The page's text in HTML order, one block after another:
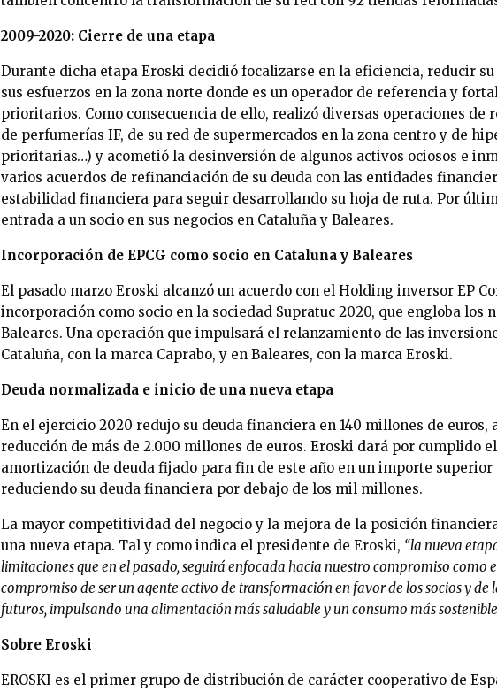
2009-2020: Cierre de una etapa
Durante dicha etapa Eroski decidió focalizarse en la eficiencia, reducir
sus esfuerzos en la zona norte donde es un operador de referencia y
prioritarios. Como consecuencia de ello, realizó diversas operaciones de
de perfumerías IF, de su red de supermercados en la zona centro y de
prioritarias…) y acometió la desinversión de algunos activos ociosos e
varios acuerdos de refinanciación de su deuda con las entidades
estabilidad financiera para seguir desarrollando su hoja de ruta. Por
entrada a un socio en sus negocios en Cataluña y Baleares.
Incorporación de EPCG como socio en Cataluña y Baleares
El pasado marzo Eroski alcanzó un acuerdo con el Holding inversor EP
incorporación como socio en la sociedad Supratuc 2020, que engloba los
Baleares. Una operación que impulsará el relanzamiento de las
Cataluña, con la marca Caprabo, y en Baleares, con la marca Eroski.
Deuda normalizada e inicio de una nueva etapa
En el ejercicio 2020 redujo su deuda financiera en 140 millones de euros,
reducción de más de 2.000 millones de euros. Eroski dará por cumplido
amortización de deuda fijado para fin de este año en un importe
reduciendo su deuda financiera por debajo de los mil millones.
La mayor competitividad del negocio y la mejora de la posición
una nueva etapa. Tal y como indica el presidente de Eroski, “la nueva
limitaciones que en el pasado, seguirá enfocada hacia nuestro compromiso como
compromiso de ser un agente activo de transformación en favor de los socios y de
futuros, impulsando una alimentación más saludable y un consumo más
Sobre Eroski
EROSKI es el primer grupo de distribución de carácter cooperativo de